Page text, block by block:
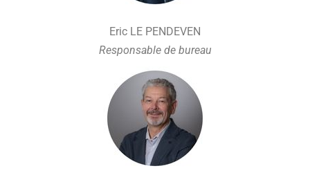
Eric LE PENDEVEN
Responsable de bureau